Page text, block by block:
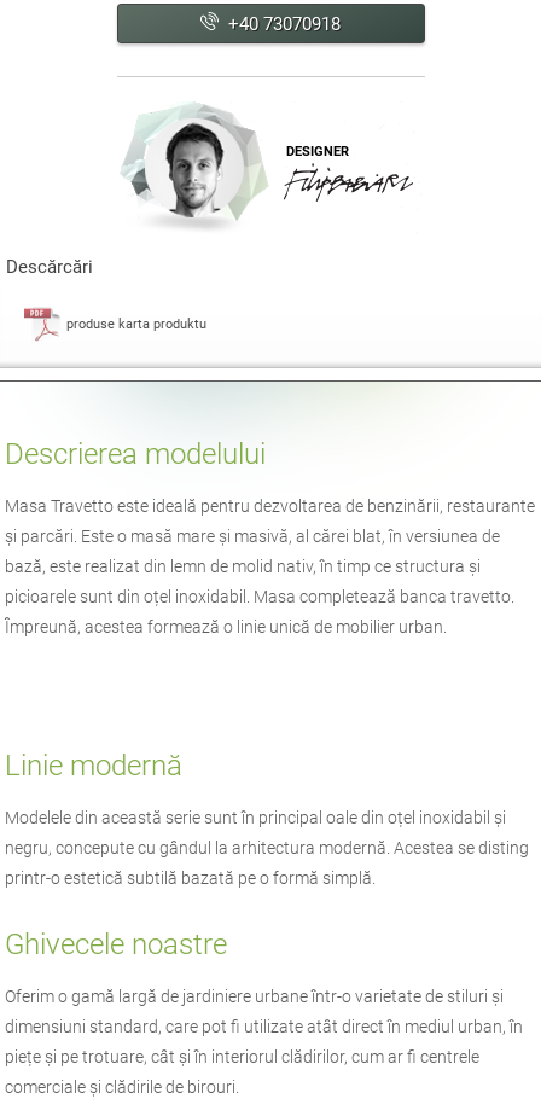
+40 73070918
DESIGNER
Descărcări
produse karta produktu
Descrierea modelului
Masa Travetto este ideală pentru dezvoltarea de benzinării, restaurante
și parcări. Este o masă mare și masivă, al cărei blat, în versiunea de
bază, este realizat din lemn de molid nativ, în timp ce structura și
picioarele sunt din oțel inoxidabil. Masa completează banca travetto.
Împreună, acestea formează o linie unică de mobilier urban.
Linie modernă
Modelele din această serie sunt în principal oale din oțel inoxidabil și
negru, concepute cu gândul la arhitectura modernă. Acestea se disting
printr-o estetică subtilă bazată pe o formă simplă.
Ghivecele noastre
Oferim o gamă largă de jardiniere urbane într-o varietate de stiluri și
dimensiuni standard, care pot fi utilizate atât direct în mediul urban, în
piețe și pe trotuare, cât și în interiorul clădirilor, cum ar fi centrele
comerciale și clădirile de birouri.